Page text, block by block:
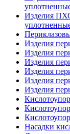
Изделия
Изделия
Изделия
Изделия
Изделия
Изделия
Изделия
Насадки